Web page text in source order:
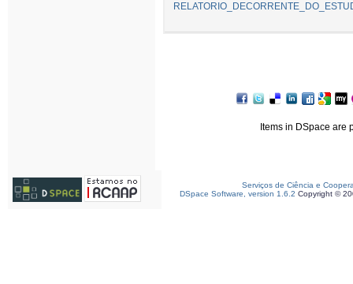
Items in DSpace are
Serviços de Ciência e
DSpace Software, version 1.6.2 Copyright ©